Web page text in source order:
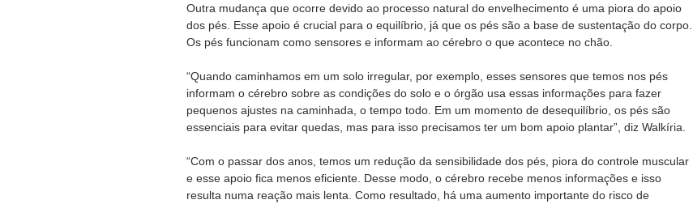
Outra mudança que ocorre devido ao processo natural do envelhecimento é uma piora do apoio
dos pés. Esse apoio é crucial para o equilíbrio, já que os pés são a base de sustentação do corpo.
Os pés funcionam como sensores e informam ao cérebro o que acontece no chão.
“Quando caminhamos em um solo irregular, por exemplo, esses sensores que temos nos pés
informam o cérebro sobre as condições do solo e o órgão usa essas informações para fazer
pequenos ajustes na caminhada, o tempo todo. Em um momento de desequilíbrio, os pés são
essenciais para evitar quedas, mas para isso precisamos ter um bom apoio plantar”, diz Walkíria.
“Com o passar dos anos, temos um redução da sensibilidade dos pés, piora do controle muscular
e esse apoio fica menos eficiente. Desse modo, o cérebro recebe menos informações e isso
resulta numa reação mais lenta. Como resultado, há uma aumento importante do risco de